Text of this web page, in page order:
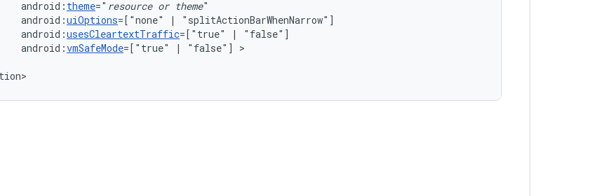
android: theme=" resource or theme
android:uiOptions=["none" |
android:usesCleartextTraffic=["true" |
android:vmSafeMode=["true" | "false"]